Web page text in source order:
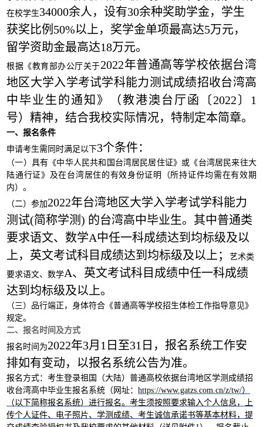
在校学生34000余人，设有30余种奖助学金，学生
获奖比例50%以上，奖学金单项最高达5万元，
留学资助金最高达18万元。
根据《教育部办公厅关于2022年普通高等学校依据台湾
地区大学入学考试学科能力测试成绩招收台湾高
中毕业生的通知》（教港澳台厅函〔2022〕1
号）精神，结合我校实际情况，特制定本简章。
一、报名条件
申请考生需同时满足以下3个条件：
（一）具有《中华人民共和国台湾居民居住证》或《台湾居民来往大
陆通行证》及在台湾居住的有效身份证明（所持证件均需在有效期
内）。
（二）参加2022年台湾地区大学入学考试学科能力
测试(简称学测) 的台湾高中毕业生。其中普通类
要求语文、数学A中任一科成绩达到均标级及以
上，英文考试科目成绩达到均标级及以上；艺术类
要求语文、数学A、英文考试科目成绩中任一科成绩
达到均标级及以上。
（三）品行端正，身体符合《普通高等学校招生体检工作指导意见》
规定。
二、报名时间及方式
报名时间为2022年3月1日至31日，报名系统工作安
排如有变动，以报名系统公告为准。
报名方式：考生登录祖国（大陆）普通高校依据台湾地区学测成绩招
收台湾高中毕业生报名系统（网址：https://www.gatzs.com.cn/z/tw/）
（以下简称报名系统）进行报名。考生须按照要求输入个人信息，上
传个人证件、电子照片、学测成绩、考生诚信承诺书等基本材料，提